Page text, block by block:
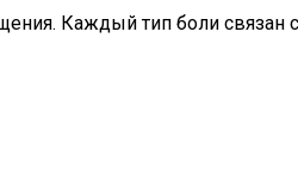
Каждый тип боли связан